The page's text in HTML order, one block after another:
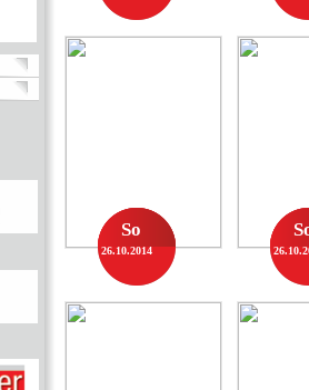
So
26.10.2014